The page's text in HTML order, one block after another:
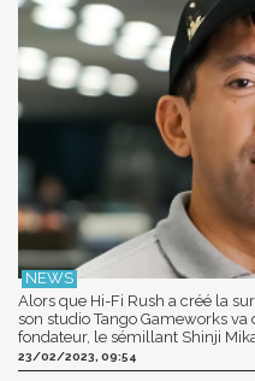
Alors que Hi-Fi Rush a créé la
son studio Tango Gameworks va
fondateur, le sémillant Shinji
23/02/2023, 09:54